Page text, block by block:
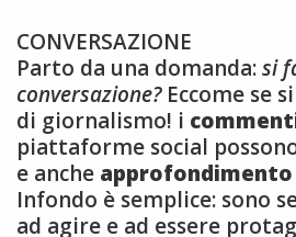
CONVERSAZIONE
Parto da una domanda:si
conversazione?Eccome se
di giornalismo! i
piattaforme social
e anche
Infondo è semplice: sono
ad agire e ad essere